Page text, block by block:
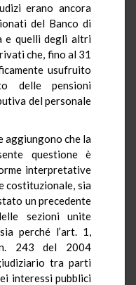
erano ancora
del Banco di
e quelli degli altri
che, fino al 31
usufruito
delle pensioni
del personale
che la
questione è
interpretative
costituzionale, sia
un precedente
sezioni unite
perché l’art. 1,
243 del 2004
tra parti
interessi pubblici